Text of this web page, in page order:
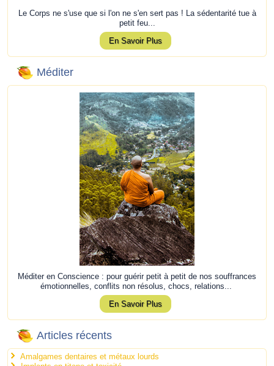
Le Corps ne s'use que si l'on ne s'en sert pas ! La sédentarité tue à
petit feu...
En Savoir Plus
Méditer
Méditer en Conscience : pour guérir petit à petit de nos souffrances
émotionnelles, conflits non résolus, chocs, relations...
En Savoir Plus
Articles récents
Amalgames dentaires et métaux lourds